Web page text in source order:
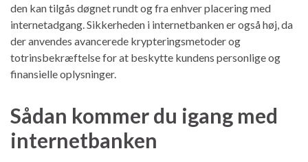
den kan tilgås døgnet rundt og fra enhver placering med
internetadgang. Sikkerheden i internetbanken er også høj, da
der anvendes avancerede krypteringsmetoder og
totrinsbekræftelse for at beskytte kundens personlige og
finansielle oplysninger.
Sådan kommer du igang med
internetbanken